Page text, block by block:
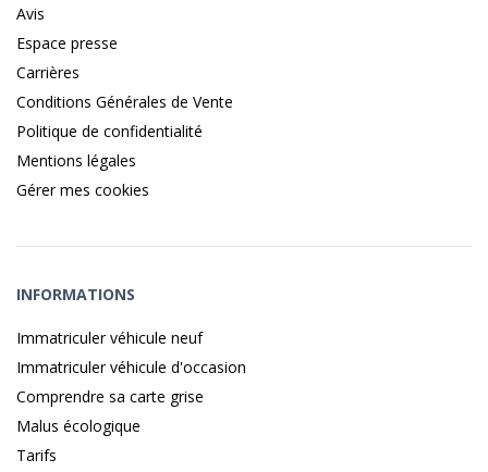
Avis
Espace presse
Carrières
Conditions Générales de Vente
Politique de confidentialité
Mentions légales
Gérer mes cookies
INFORMATIONS
Immatriculer véhicule neuf
Immatriculer véhicule d'occasion
Comprendre sa carte grise
Malus écologique
Tarifs